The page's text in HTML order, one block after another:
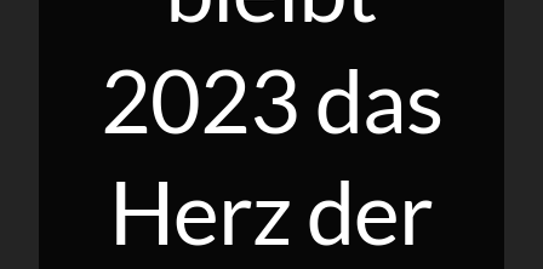
2023 das
Herz der